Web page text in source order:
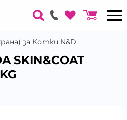
за Котки N&D
SKIN&COAT